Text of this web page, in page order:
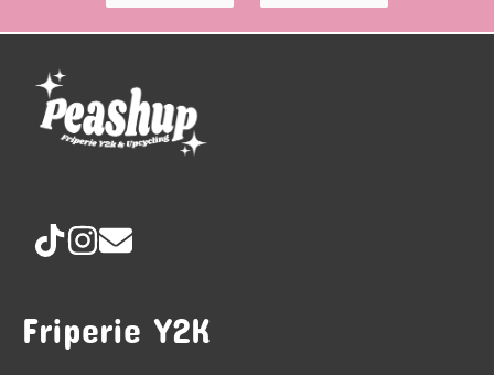
Friperie Y2K